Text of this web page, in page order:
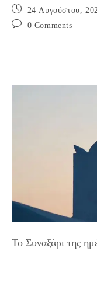
Post
published:
24 Αυγούστου,
Post
0 Comments
Το Συναξάρι της